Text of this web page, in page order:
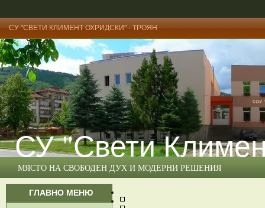
СУ "СВЕТИ КЛИМЕНТ ОХРИДСКИ" - ТРОЯН
СУ "Свети
МЯСТО НА СВОБОДЕН ДУХ И МОДЕРНИ РЕШЕНИЯ
ГЛАВНО МЕНЮ